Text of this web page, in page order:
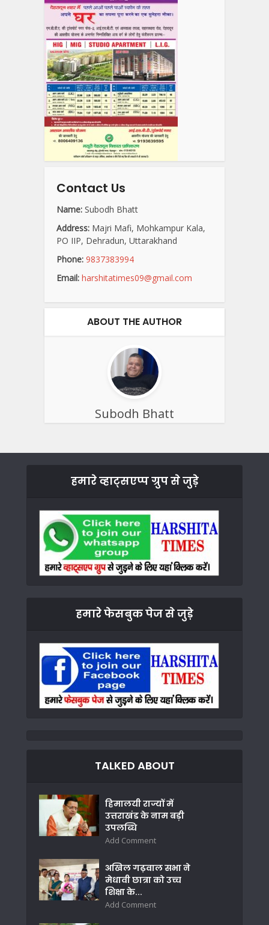
Contact Us
Name: Subodh Bhatt
Address: Majri Mafi, Mohkampur Kala,
PO IIP, Dehradun, Uttarakhand
Phone: 9837383994
Email: harshitatimes09@gmail.com
ABOUT THE AUTHOR
Subodh Bhatt
हमारे व्हाट्सएप्प ग्रुप से जुड़े
हमारे फेसबुक पेज से जुड़े
TALKED ABOUT
हिमालयी राज्यों में
उत्तराखंड के नाम बड़ी
उपलब्धि
Add Comment
अखिल गढ़वाल सभा ने
मेधावी छात्रा को उच्च
शिक्षा के...
Add Comment